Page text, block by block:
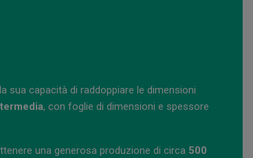
sua capacità di raddoppiare le dimensioni
, con foglie di dimensioni e spessore
una generosa produzione di circa 500